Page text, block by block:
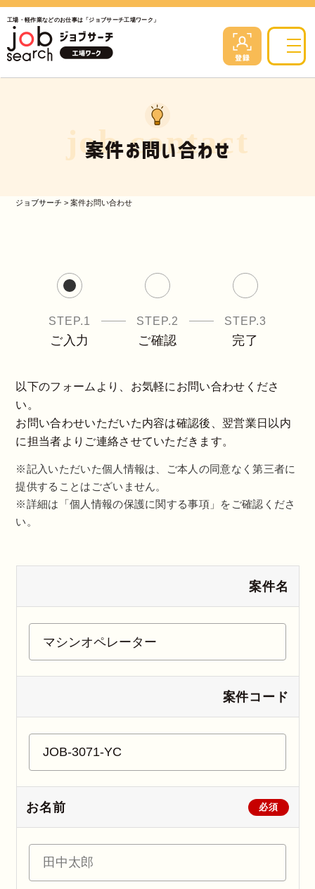
工場・軽作業などのお仕事は「ジョブサーチ工場ワーク」
案件お問い合わせ
job contact
ジョブサーチ >案件お問い合わせ
STEP.1
ご入力
STEP.2
ご確認
STEP.3
完了
以下のフォームより、お気軽にお問い合わせくださ
い。
お問い合わせいただいた内容は確認後、翌営業日以内
に担当者よりご連絡させていただきます。
※記入いただいた個人情報は、ご本人の同意なく第三者に
提供することはございません。
※詳細は「個人情報の保護に関する事項」をご確認くださ
い。
案件名
案件コード
必須
お名前